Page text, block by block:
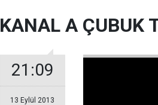
KANAL A ÇUBUK
21:09
13 Eylül 2013